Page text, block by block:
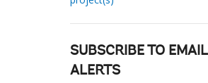
SUBSCRIBE TO EMAIL
ALERTS